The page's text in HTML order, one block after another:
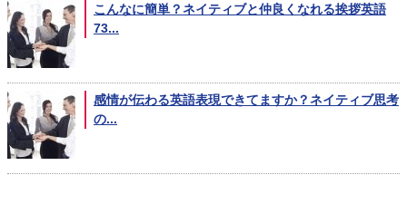
こんなに簡単？ネイティブと仲良くなれる挨拶英語
73...
感情が伝わる英語表現できてますか？ネイティブ思考
の...